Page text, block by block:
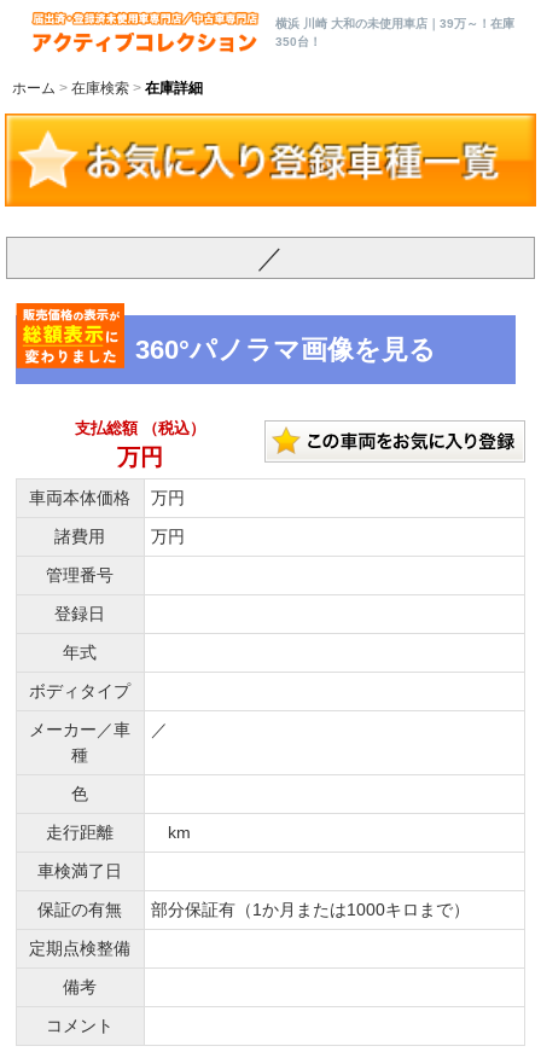
横浜 川崎 大和の未使用車店｜39万～！在庫
350台！
ホーム 在庫検索 在庫詳細
／
360°パノラマ画像を見る
支払総額 （税込）
万円
車両本体価格
万円
諸費用
万円
管理番号
登録日
年式
ボディタイプ
メーカー／車
種
／
色
走行距離
km
車検満了日
保証の有無
部分保証有（1か月または1000キロまで）
定期点検整備
備考
コメント